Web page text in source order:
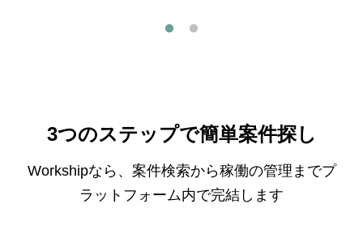
3つのステップで簡単案件探し
Workshipなら、案件検索から稼働の管理までプ
ラットフォーム内で完結します